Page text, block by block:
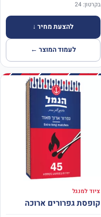
בקרטון: 24
להצעת מחיר ↓
לעמוד המוצר ←
ציוד למנגל
קופסת גפרורים ארוכה